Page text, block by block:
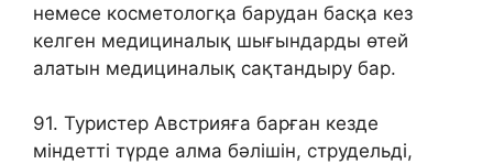
немесе косметологқа барудан басқа кез
келген медициналық шығындарды өтей
алатын медициналық сақтандыру бар.
91. Туристер Австрияға барған кезде
міндетті түрде алма бәлішін, струдельді,